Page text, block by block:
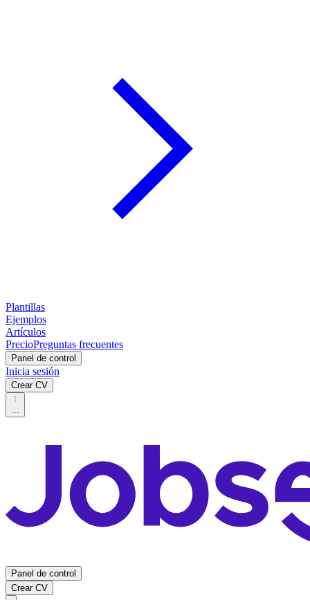
Plantillas
Ejemplos
Artículos
PrecioPreguntas frecuentes
Panel de control
Inicia sesión
Crear CV
...
Panel de control
Crear CV